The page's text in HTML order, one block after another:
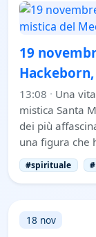
19
13:08 · Una
mistica Santa
dei più
una figura che
#spirituale
18 nov